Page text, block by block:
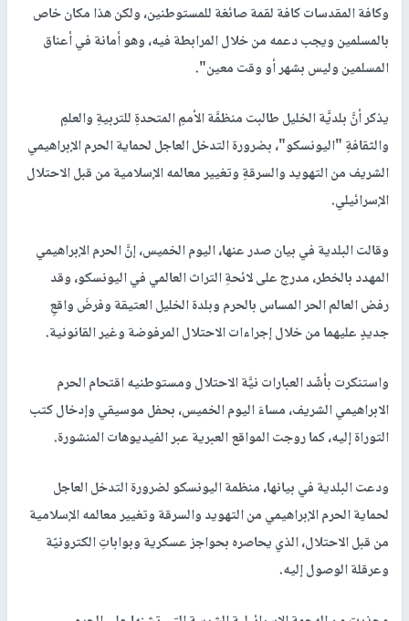
وكافة المقدسات كافة لقمة صائغة للمستوطنين، ولكن هذا مكان خاص
بالمسلمين ويجب دعمه من خلال المرابطة فيه، وهو أمانة في أعناق
المسلمين وليس بشهر أو وقت معين".
يذكر أنَّ بلديَّة الخليل طالبت منظمَّة الأممِ المتحدةِ للتربيةِ والعلمِ
والثقافةِ "اليونسكو"، بضرورة التدخل العاجل لحماية الحرم الإبراهيمي
الشريف من التهويد والسرقةِ وتغيير معالمه الإسلامية من قبل الاحتلال
الإسرائيلي.
وقالت البلدية في بيان صدر عنها، اليوم الخميس، إنَّ الحرم الإبراهيمي
المهدد بالخطر، مدرج على لائحةِ التراث العالمي في اليونسكو، وقد
رفض العالم الحر المساس بالحرم وبلدة الخليل العتيقة وفرضَ واقعِ
جديدٍ عليهما من خلال إجراءات الاحتلال المرفوضة وغير القانونية.
واستنكرت بأشّد العبارات نيَّة الاحتلال ومستوطنيه اقتحام الحرم
الابراهيمي الشريف، مساءَ اليوم الخميس، بحفل موسيقي وإدخال كتب
التوراة إليه، كما روجت المواقع العبرية عبر الفيديوهات المنشورة.
ودعت البلدية في بيانها، منظمة اليونسكو لضرورة التدخل العاجل
لحماية الحرم الإبراهيمي من التهويد والسرقة وتغيير معالمه الإسلامية
من قبل الاحتلال، الذي يحاصره بحواجز عسكرية وبواباتِ الكترونيّة
وعرقلة الوصول إليه.